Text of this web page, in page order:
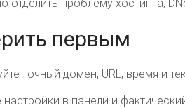
отделить проблему хостинга,
первым
точный домен, URL, время и
настройки в панели и